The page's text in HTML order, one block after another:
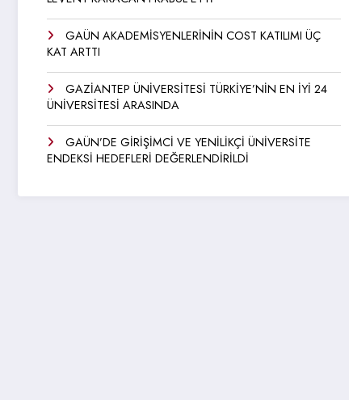
GAÜN AKADEMİSYENLERİNİN COST KATILIMI ÜÇ
KAT ARTTI
GAZİANTEP ÜNİVERSİTESİ TÜRKİYE’NİN EN İYİ 24
ÜNİVERSİTESİ ARASINDA
GAÜN’DE GİRİŞİMCİ VE YENİLİKÇİ ÜNİVERSİTE
ENDEKSİ HEDEFLERİ DEĞERLENDİRİLDİ